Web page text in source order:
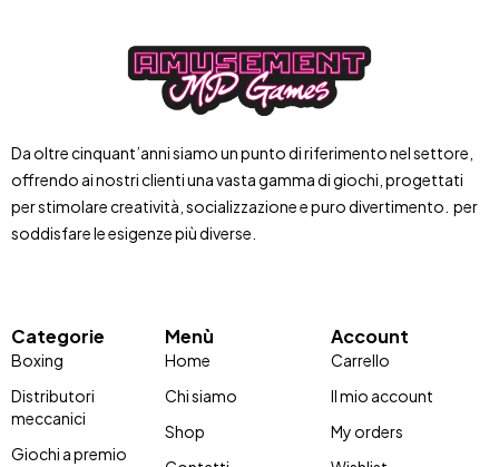
Da oltre cinquant’anni siamo un punto di riferimento nel settore,
offrendo ai nostri clienti una vasta gamma di giochi, progettati
per stimolare creatività, socializzazione e puro divertimento. per
soddisfare le esigenze più diverse.
Categorie
Boxing
Distributori
meccanici
Giochi a premio
Menù
Home
Chi siamo
Shop
Account
Carrello
Il mio account
My orders